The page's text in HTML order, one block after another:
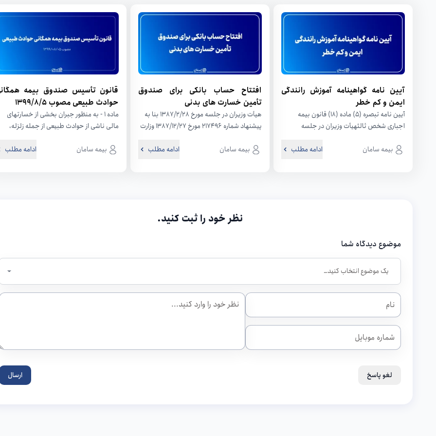
آیین نامه گواهینامه آموزش رانندگی
ایمن و کم خطر
آیین نامه تبصره (۵) ماده (۱۸) قانون بیمه
اجباری شخص ثالثهیأت وزیران در جلسه
بیمه سامان
ادامه مطلب
افتتاح حساب بانکی برای صندوق
تأمین خسارت های بدنی
هیأت وزیران در جلسه مورخ ۱۳۸۷/۲/۲۸ بنا به
پیشنهاد شماره ۲۱۷۴۹۶ مورخ ۱۳۸۷/۱۲/۲۷ وزارت
بیمه سامان
ادامه مطلب
قانون تأسیس صندوق بیمه
حوادث طبیعی مصوب ۱۳۹۹/۸/۵
ماده ۱ - به منظور جبران بخشی از خسارتهای
مالی ناشی از حوادث طبیعی از جمله زلزله،
بیمه سامان
ادامه مطلب
نظر خود را ثبت کنید.
موضوع دیدگاه شما
لغو پاسخ ارسال